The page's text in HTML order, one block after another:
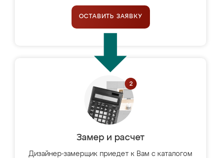
ОСТАВИТЬ ЗАЯВКУ
Замер и расчет
Дизайнер-замерщик приедет к Вам с каталогом